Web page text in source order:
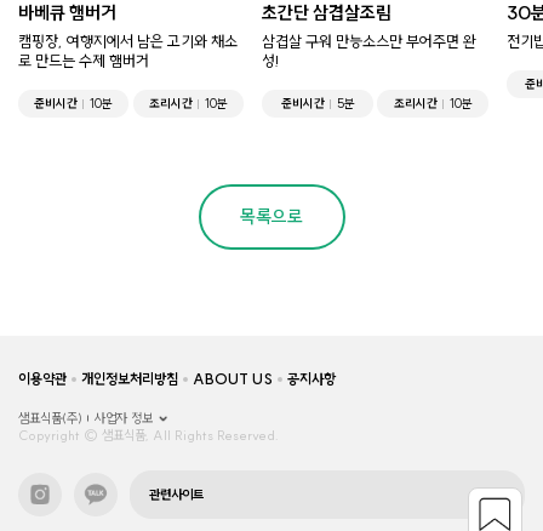
바베큐 햄버거
캠핑장, 여행지에서 남은 고기와 채소
로 만드는 수제 햄버거
준비시간 10분 조리시간 10분
초간단 삼겹살조림
삼겹살 구워 만능소스만 부어주면 완
성!
준비시간 5분 조리시간 10분
30
전기
준
목록으로
이용약관 개인정보처리방침 ABOUT US 공지사항
샘표식품(주)
사업자 정보
Copyright © 샘표식품, All Rights Reserved.
관련사이트